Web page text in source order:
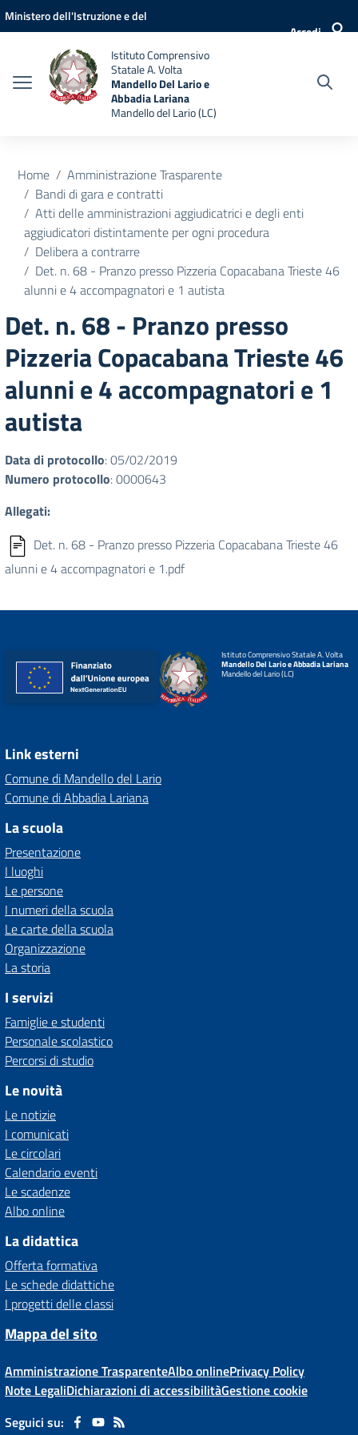
Vai ai contenuti
Vai al menu di navigazione
Vai al footer
Ministero dell'Istruzione e del
Accedi
Istituto Comprensivo
Statale A. Volta
Mandello Del Lario e
Abbadia Lariana
Mandello del Lario (LC)
Home
Amministrazione Trasparente
Bandi di gara e contratti
Atti delle amministrazioni aggiudicatrici e degli enti
aggiudicatori distintamente per ogni procedura
Delibera a contrarre
Det. n. 68 - Pranzo presso Pizzeria Copacabana Trieste 46
alunni e 4 accompagnatori e 1 autista
Det. n. 68 - Pranzo presso
Pizzeria Copacabana Trieste 46
alunni e 4 accompagnatori e 1
autista
Data di protocollo: 05/02/2019
Numero protocollo: 0000643
Allegati:
Det. n. 68 - Pranzo presso Pizzeria Copacabana Trieste 46
alunni e 4 accompagnatori e 1.pdf
Istituto Comprensivo Statale A. Volta
Mandello Del Lario e Abbadia Lariana
Mandello del Lario (LC)
Link esterni
Comune di Mandello del Lario
Comune di Abbadia Lariana
La scuola
Presentazione
I luoghi
Le persone
I numeri della scuola
Le carte della scuola
Organizzazione
La storia
I servizi
Famiglie e studenti
Personale scolastico
Percorsi di studio
Le novità
Le notizie
I comunicati
Le circolari
Calendario eventi
Le scadenze
Albo online
La didattica
Offerta formativa
Le schede didattiche
I progetti delle classi
Mappa del sito
Amministrazione TrasparenteAlbo onlinePrivacy Policy
Note LegaliDichiarazioni di accessibilitàGestione cookie
Seguici su: